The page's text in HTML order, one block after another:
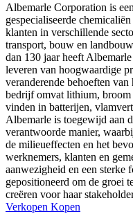
Albemarle Corporation is
gespecialiseerde
klanten in verschillende
transport, bouw en
dan 130 jaar heeft
leveren van hoogwaardige
veranderende behoeften
bedrijf omvat lithium, broom
vinden in batterijen,
Albemarle is toegewijd aan
verantwoorde manier,
de milieueffecten en het
werknemers, klanten en
aanwezigheid en een sterke
gepositioneerd om de groei
creëren voor haar
Verkopen Kopen